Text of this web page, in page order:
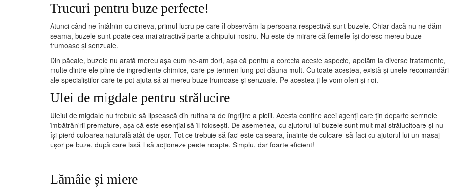
Trucuri pentru buze perfecte!
Atunci când ne întâlnim cu cineva, primul lucru pe care îl observăm la persoana respectivă sunt buzele. Chiar dacă nu ne dăm
seama, buzele sunt poate cea mai atractivă parte a chipului nostru. Nu este de mirare că femeile își doresc mereu buze
frumoase și senzuale.
Din păcate, buzele nu arată mereu așa cum ne-am dori, așa că pentru a corecta aceste aspecte, apelăm la diverse tratamente,
multe dintre ele pline de ingrediente chimice, care pe termen lung pot dăuna mult. Cu toate acestea, există și unele recomandări
ale specialiștilor care te pot ajuta să ai mereu buze frumoase și senzuale. Pe acestea ți le vom oferi și noi.
Ulei de migdale pentru strălucire
Uleiul de migdale nu trebuie să lipsească din rutina ta de îngrijire a pielii. Acesta conține acei agenți care țin departe semnele
îmbătrânirii premature, așa că este esențial să îl folosești. De asemenea, cu ajutorul lui buzele sunt mult mai strălucitoare și nu
își pierd culoarea naturală atât de ușor. Tot ce trebuie să faci este ca seara, înainte de culcare, să faci cu ajutorul lui un masaj
ușor pe buze, după care lasă-l să acționeze peste noapte. Simplu, dar foarte eficient!
Lămâie și miere